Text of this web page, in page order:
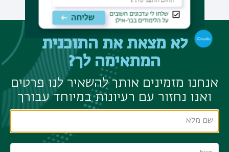
לא מצאת את התוכנית
המתאימה לך?
אנחנו מזמינים אותך להשאיר לנו פרטים
ואנו נחזור עם רעיונות במיוחד עבורך